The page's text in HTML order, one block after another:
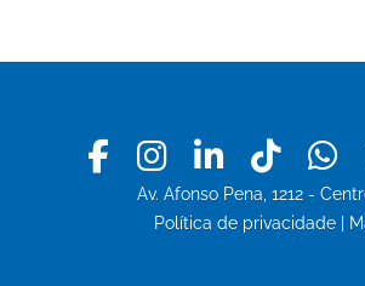
Facebook
Instagram
Linkedin
Av. Afonso Pena, 1212 -
Política de privacidade